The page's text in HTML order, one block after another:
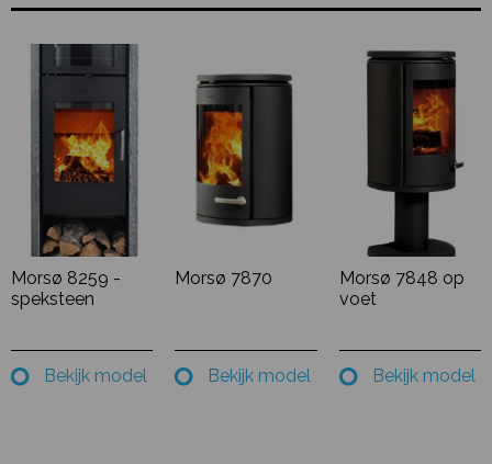
Morsø 8259 -
speksteen
Bekijk model
Morsø 7870
Bekijk model
Morsø 7848 op
voet
Bekijk model